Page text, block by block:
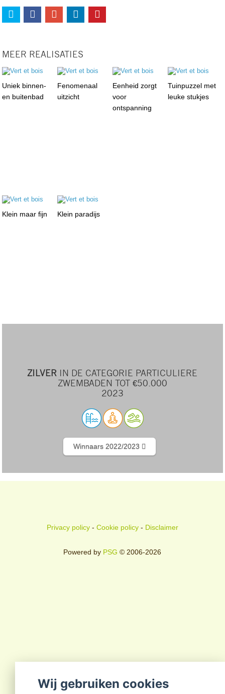
MEER REALISATIES
Uniek binnen-
en buitenbad
Fenomenaal
uitzicht
Eenheid zorgt
voor
ontspanning
Tuinpuzzel met
leuke stukjes
Klein maar fijn Klein paradijs
ZILVER IN DE CATEGORIE PARTICULIERE
ZWEMBADEN TOT €50.000
2023
Winnaars 2022/2023
Privacy policy- Cookie policy- Disclaimer
Powered by PSG © 2006-2026
Wij gebruiken cookies